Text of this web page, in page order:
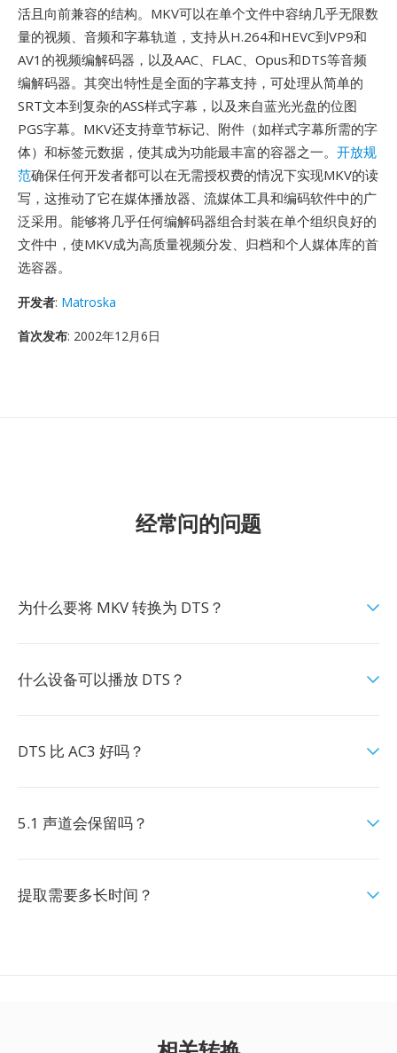
活且向前兼容的结构。MKV可以在单个文件中容纳几乎无限数
量的视频、音频和字幕轨道，支持从H.264和HEVC到VP9和
AV1的视频编解码器，以及AAC、FLAC、Opus和DTS等音频
编解码器。其突出特性是全面的字幕支持，可处理从简单的
SRT文本到复杂的ASS样式字幕，以及来自蓝光光盘的位图
PGS字幕。MKV还支持章节标记、附件（如样式字幕所需的字
体）和标签元数据，使其成为功能最丰富的容器之一。 开放规
范确保任何开发者都可以在无需授权费的情况下实现MKV的读
写，这推动了它在媒体播放器、流媒体工具和编码软件中的广
泛采用。能够将几乎任何编解码器组合封装在单个组织良好的
文件中，使MKV成为高质量视频分发、归档和个人媒体库的首
选容器。
开发者: Matroska
首次发布: 2002年12月6日
经常问的问题
为什么要将 MKV 转换为 DTS？
什么设备可以播放 DTS？
DTS 比 AC3 好吗？
5.1 声道会保留吗？
提取需要多长时间？